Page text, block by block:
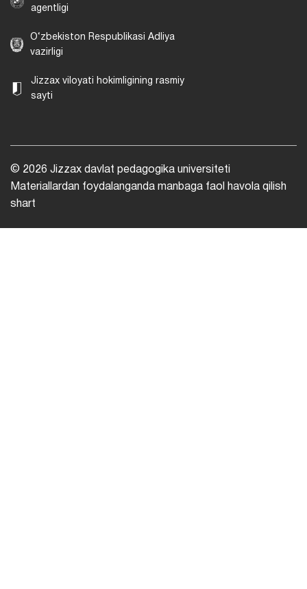
agentligi
O‘zbekiston Respublikasi Adliya
vazirligi
Jizzax viloyati hokimligining rasmiy
sayti
© 2026 Jizzax davlat pedagogika universiteti
Materiallardan foydalanganda manbaga faol havola qilish
shart